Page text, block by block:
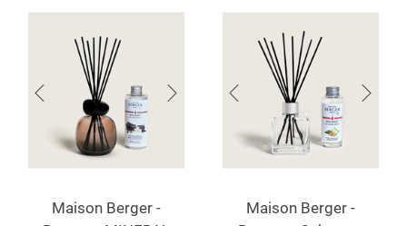
Maison Berger -
Maison Berger -